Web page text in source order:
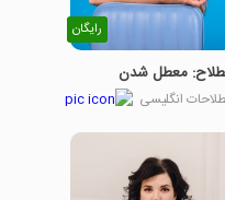
رایگان
معطل شدن
انگلیسی